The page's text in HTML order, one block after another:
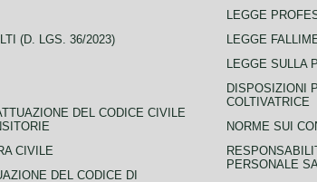
(D. LGS. 36/2023)
DEL CODICE CIVILE
CIVILE
DEL CODICE DI
LEGGE
LEGGE
LEGGE SULLA
DISPOSIZIONI
COLTIVATRICE
NORME SUI
PERSONALE